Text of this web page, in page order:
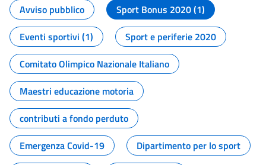
Avviso pubblico
Sport Bonus 2020 (1)
Eventi sportivi (1)
Sport e periferie 2020
Comitato Olimpico Nazionale Italiano
Maestri educazione motoria
contributi a fondo perduto
Emergenza Covid-19
Dipartimento per lo sport